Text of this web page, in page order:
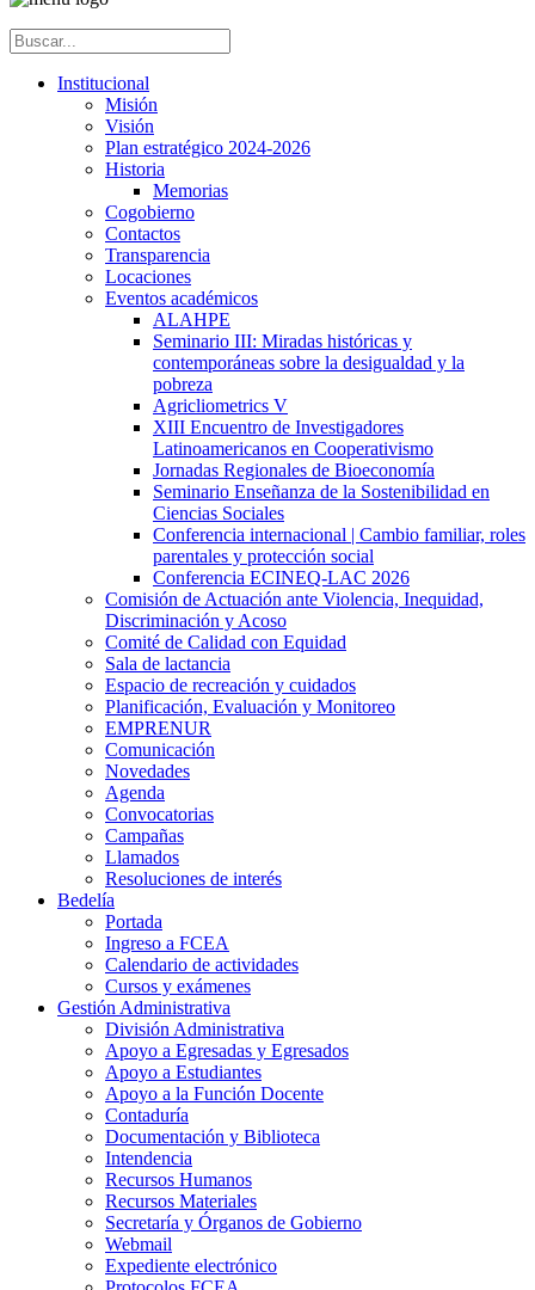
Institucional
Misión
Visión
Plan estratégico 2024-2026
Historia
Memorias
Cogobierno
Contactos
Transparencia
Locaciones
Eventos académicos
ALAHPE
Seminario III: Miradas históricas y
contemporáneas sobre la desigualdad y la
pobreza
Agricliometrics V
XIII Encuentro de Investigadores
Latinoamericanos en Cooperativismo
Jornadas Regionales de Bioeconomía
Seminario Enseñanza de la Sostenibilidad en
Ciencias Sociales
Conferencia internacional | Cambio familiar, roles
parentales y protección social
Conferencia ECINEQ-LAC 2026
Comisión de Actuación ante Violencia, Inequidad,
Discriminación y Acoso
Comité de Calidad con Equidad
Sala de lactancia
Espacio de recreación y cuidados
Planificación, Evaluación y Monitoreo
EMPRENUR
Comunicación
Novedades
Agenda
Convocatorias
Campañas
Llamados
Resoluciones de interés
Bedelía
Portada
Ingreso a FCEA
Calendario de actividades
Cursos y exámenes
Gestión Administrativa
División Administrativa
Apoyo a Egresadas y Egresados
Apoyo a Estudiantes
Apoyo a la Función Docente
Contaduría
Documentación y Biblioteca
Intendencia
Recursos Humanos
Recursos Materiales
Secretaría y Órganos de Gobierno
Webmail
Expediente electrónico